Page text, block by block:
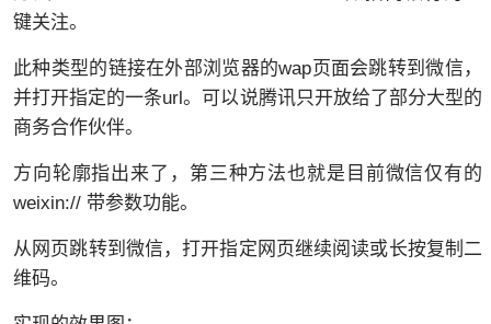
键关注。
此种类型的链接在外部浏览器的wap页面会跳转到微信，
并打开指定的一条url。可以说腾讯只开放给了部分大型的
商务合作伙伴。
方向轮廓指出来了，第三种方法也就是目前微信仅有的
weixin:// 带参数功能。
从网页跳转到微信，打开指定网页继续阅读或长按复制二
维码。